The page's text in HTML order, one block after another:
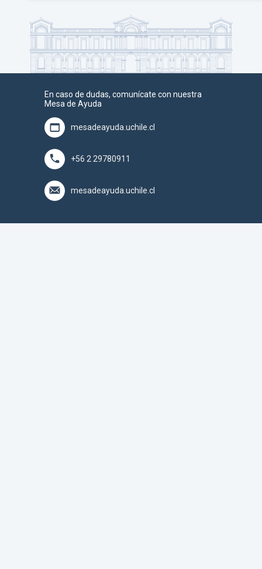
En caso de dudas, comunícate con nuestra
Mesa de Ayuda
mesadeayuda.uchile.cl
+56 2 29780911
mesadeayuda.uchile.cl